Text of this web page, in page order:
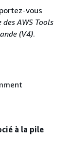
vous
des AWS Tools
(V4).
à la pile